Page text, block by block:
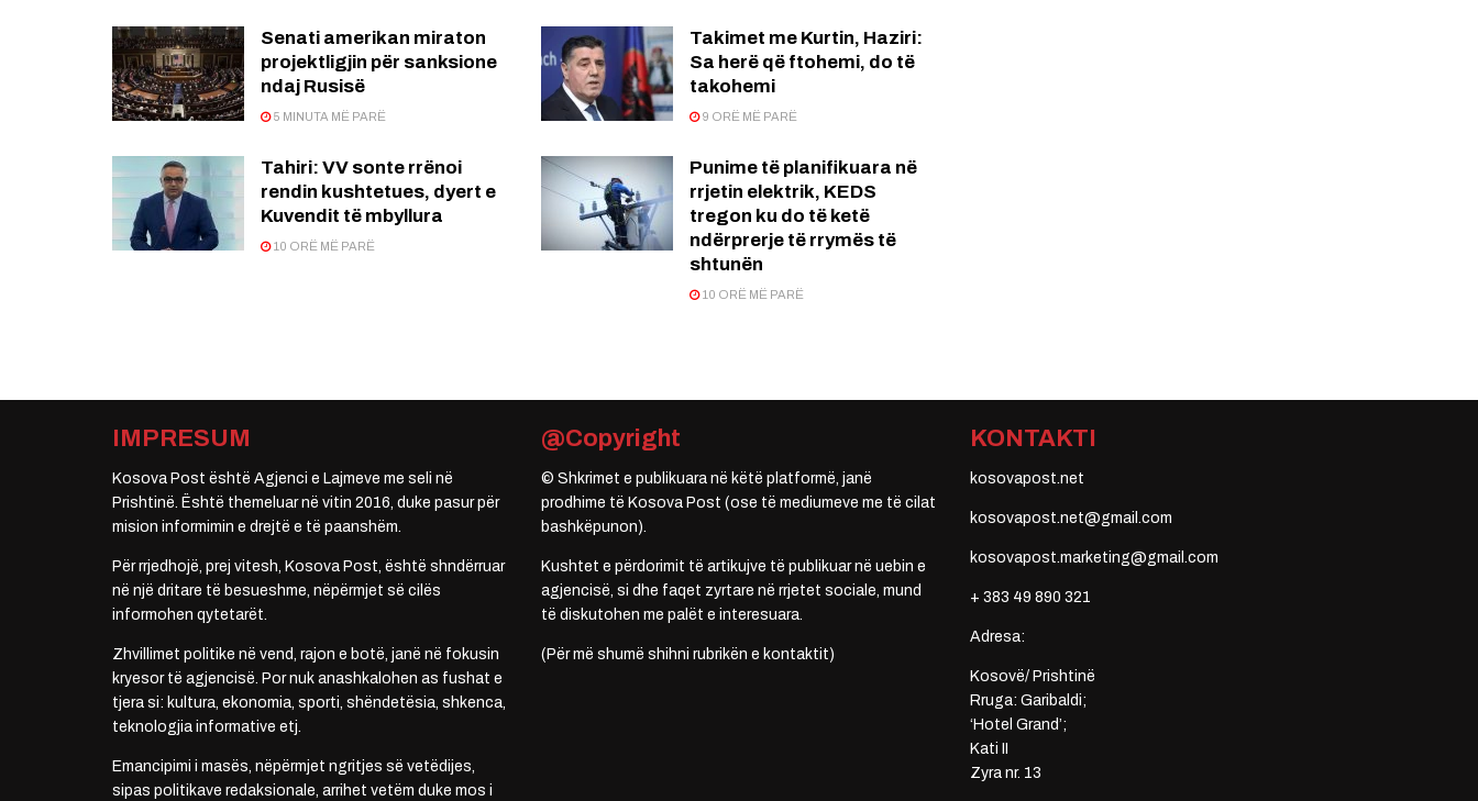
Senati amerikan miraton
projektligjin për sanksione
ndaj Rusisë
5 MINUTA MË PARË
Takimet me Kurtin, Haziri:
Sa herë që ftohemi, do të
takohemi
9 ORË MË PARË
Tahiri: VV sonte rrënoi
rendin kushtetues, dyert e
Kuvendit të mbyllura
10 ORË MË PARË
Punime të planifikuara në
rrjetin elektrik, KEDS
tregon ku do të ketë
ndërprerje të rrymës të
shtunën
10 ORË MË PARË
IMPRESUM
Kosova Post është Agjenci e Lajmeve me seli në
Prishtinë. Është themeluar në vitin 2016, duke pasur për
mision informimin e drejtë e të paanshëm.
Për rrjedhojë, prej vitesh, Kosova Post, është shndërruar
në një dritare të besueshme, nëpërmjet së cilës
informohen qytetarët.
Zhvillimet politike në vend, rajon e botë, janë në fokusin
kryesor të agjencisë. Por nuk anashkalohen as fushat e
tjera si: kultura, ekonomia, sporti, shëndetësia, shkenca,
teknologjia informative etj.
Emancipimi i masës, nëpërmjet ngritjes së vetëdijes,
sipas politikave redaksionale, arrihet vetëm duke mos i
@Copyright
© Shkrimet e publikuara në këtë platformë, janë
prodhime të Kosova Post (ose të mediumeve me të cilat
bashkëpunon).
Kushtet e përdorimit të artikujve të publikuar në uebin e
agjencisë, si dhe faqet zyrtare në rrjetet sociale, mund
të diskutohen me palët e interesuara.
(Për më shumë shihni rubrikën e kontaktit)
KONTAKTI
kosovapost.net
kosovapost.net@gmail.com
kosovapost.marketing@gmail.com
+ 383 49 890 321
Adresa:
Kosovë/ Prishtinë
Rruga: Garibaldi;
‘Hotel Grand’;
Kati II
Zyra nr. 13